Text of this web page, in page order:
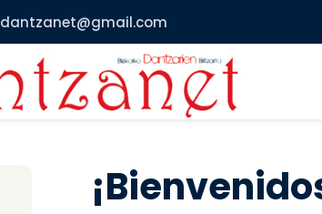
dantzanet@gmail.com